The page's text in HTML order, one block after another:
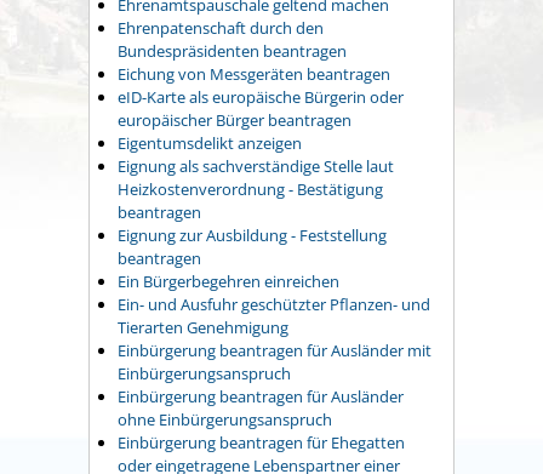
Ehrenamtspauschale geltend machen
Ehrenpatenschaft durch den
Bundespräsidenten beantragen
Eichung von Messgeräten beantragen
eID-Karte als europäische Bürgerin oder
europäischer Bürger beantragen
Eigentumsdelikt anzeigen
Eignung als sachverständige Stelle laut
Heizkostenverordnung - Bestätigung
beantragen
Eignung zur Ausbildung - Feststellung
beantragen
Ein Bürgerbegehren einreichen
Ein- und Ausfuhr geschützter Pflanzen- und
Tierarten Genehmigung
Einbürgerung beantragen für Ausländer mit
Einbürgerungsanspruch
Einbürgerung beantragen für Ausländer
ohne Einbürgerungsanspruch
Einbürgerung beantragen für Ehegatten
oder eingetragene Lebenspartner einer